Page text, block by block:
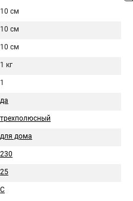
10 см
10 см
10 см
1 кг
1
да
трехполюсный
для дома
230
25
C